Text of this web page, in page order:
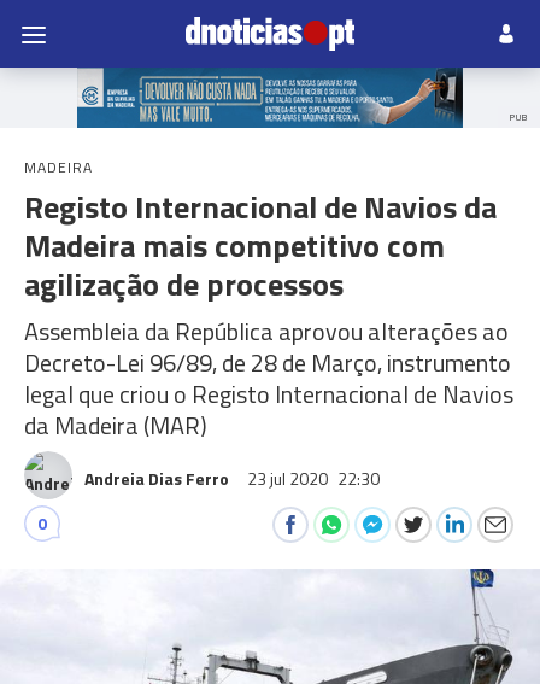
PUB
MADEIRA
Registo Internacional de Navios da
Madeira mais competitivo com
agilização de processos
Assembleia da República aprovou alterações ao
Decreto-Lei 96/89, de 28 de Março, instrumento
legal que criou o Registo Internacional de Navios
da Madeira (MAR)
Andreia Dias Ferro 23 jul 2020 22:30
0